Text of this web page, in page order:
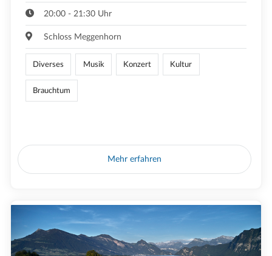
20:00 - 21:30 Uhr
Schloss Meggenhorn
Diverses Musik Konzert Kultur
Brauchtum
Mehr erfahren